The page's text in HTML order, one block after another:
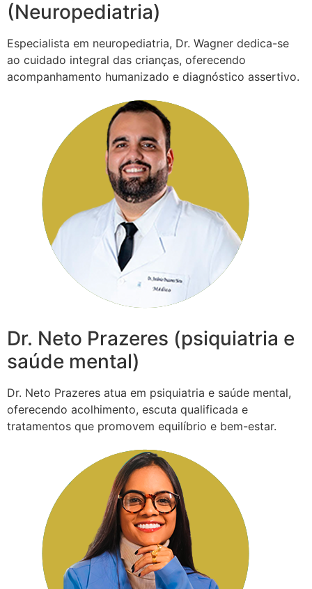
(Neuropediatria)
Especialista em neuropediatria, Dr. Wagner dedica-se
ao cuidado integral das crianças, oferecendo
acompanhamento humanizado e diagnóstico assertivo.
Dr. Neto Prazeres (psiquiatria e
saúde mental)
Dr. Neto Prazeres atua em psiquiatria e saúde mental,
oferecendo acolhimento, escuta qualificada e
tratamentos que promovem equilíbrio e bem-estar.